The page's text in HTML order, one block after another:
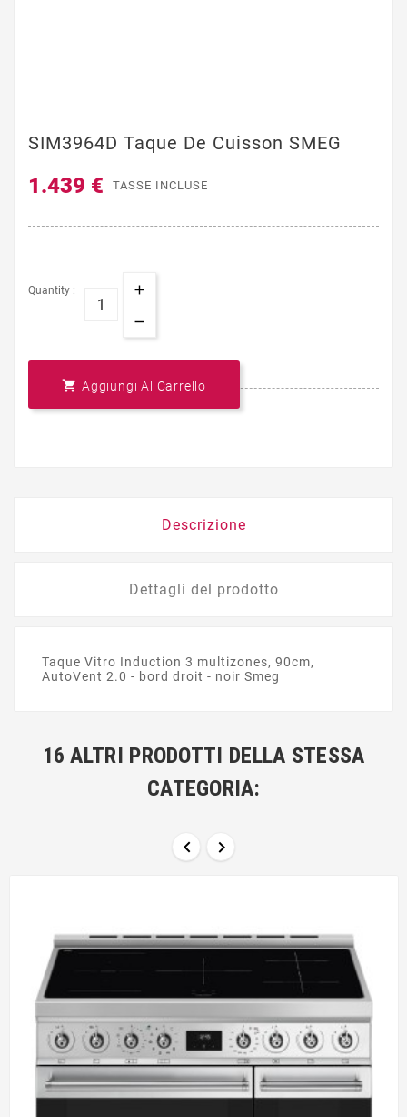
SIM3964D Taque De Cuisson SMEG
1.439 € TASSE INCLUSE
Quantity :
 Aggiungi Al Carrello
Descrizione
Dettagli del prodotto
Taque Vitro Induction 3 multizones, 90cm,
AutoVent 2.0 - bord droit - noir Smeg
16 ALTRI PRODOTTI DELLA STESSA
CATEGORIA:
 